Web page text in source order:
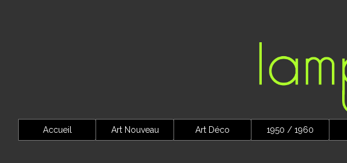
Accueil Art Nouveau Art Déco 1950 / 1960